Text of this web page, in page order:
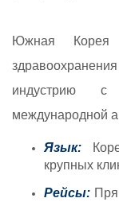
Южная Корея
индустрию с
международной
Язык:
крупных
Рейсы: